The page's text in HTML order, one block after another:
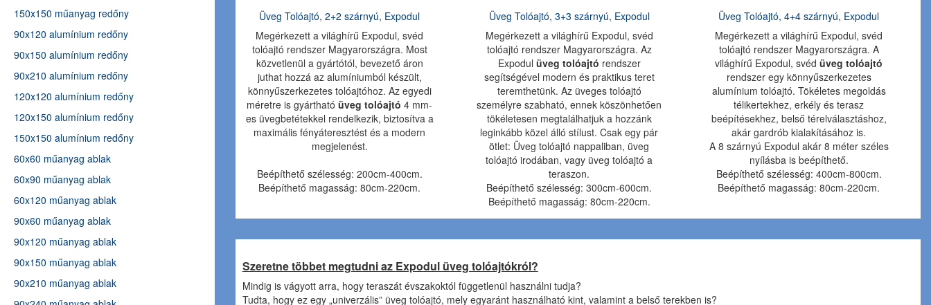
Üveg Tolóajtó, 2+2 szárnyú, Expodul
Megérkezett a világhírű Expodul, svéd
tolóajtó rendszer Magyarországra. Most
közvetlenül a gyártótól, bevezető áron
juthat hozzá az alumíniumból készült,
könnyűszerkezetes tolóajtóhoz. Az egyedi
méretre is gyártható üveg tolóajtó 4 mm-
es üvegbetétekkel rendelkezik, biztosítva a
maximális fényáteresztést és a modern
megjelenést.
Beépíthető szélesség: 200cm-400cm.
Beépíthető magasság: 80cm-220cm.
Üveg Tolóajtó, 3+3 szárnyú, Expodul
Megérkezett a világhírű Expodul, svéd
tolóajtó rendszer Magyarországra. Az
Expodul üveg tolóajtó rendszer
segítségével modern és praktikus teret
teremthetünk. Az üveges tolóajtó
személyre szabható, ennek köszönhetően
tökéletesen megtalálhatjuk a hozzánk
leginkább közel álló stílust. Csak egy pár
ötlet: Üveg tolóajtó nappaliban, üveg
tolóajtó irodában, vagy üveg tolóajtó a
teraszon.
Beépíthető szélesség: 300cm-600cm.
Beépíthető magasság: 80cm-220cm.
Üveg Tolóajtó, 4+4 szárnyú, Expodul
Megérkezett a világhírű Expodul, svéd
tolóajtó rendszer Magyarországra. A
világhírű Expodul, svédüveg tolóajtó
rendszer egy könnyűszerkezetes
alumínium tolóajtó. Tökéletes megoldás
télikertekhez, erkély és terasz
beépítésekhez, belső térelválasztáshoz,
akár gardrób kialakításához is.
A 8 szárnyú Expodul akár 8 méter széles
nyílásba is beépíthető.
Beépíthető szélesség: 400cm-800cm.
Beépíthető magasság: 80cm-220cm.
Szeretne többet megtudni az Expodul üveg tolóajtókról?
Mindig is vágyott arra, hogy teraszát évszakoktól függetlenül használni tudja?
Tudta, hogy ez egy „univerzális” üveg tolóajtó, mely egyaránt használható kint, valamint a belső terekben is?
150x150 műanyag redőny
90x120 alumínium redőny
90x150 alumínium redőny
90x210 alumínium redőny
120x120 alumínium redőny
120x150 alumínium redőny
150x150 alumínium redőny
60x60 műanyag ablak
60x90 műanyag ablak
60x120 műanyag ablak
90x60 műanyag ablak
90x120 műanyag ablak
90x150 műanyag ablak
90x210 műanyag ablak